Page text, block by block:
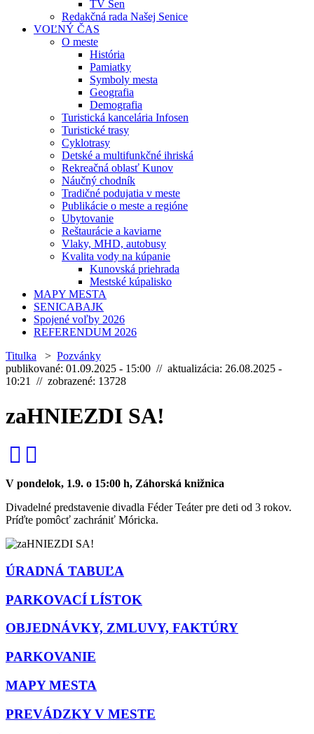
TV Sen
Redakčná rada Našej Senice
VOĽNÝ ČAS
O meste
História
Pamiatky
Symboly mesta
Geografia
Demografia
Turistická kancelária Infosen
Turistické trasy
Cyklotrasy
Detské a multifunkčné ihriská
Rekreačná oblasť Kunov
Náučný chodník
Tradičné podujatia v meste
Publikácie o meste a regióne
Ubytovanie
Reštaurácie a kaviarne
Vlaky, MHD, autobusy
Kvalita vody na kúpanie
Kunovská priehrada
Mestské kúpalisko
MAPY MESTA
SENICABAJK
Spojené voľby 2026
REFERENDUM 2026
Titulka > Pozvánky
publikované: 01.09.2025 - 15:00 // aktualizácia: 26.08.2025 -
10:21 // zobrazené: 13728
zaHNIEZDI SA!
V pondelok, 1.9. o 15:00 h, Záhorská knižnica
Divadelné predstavenie divadla Féder Teáter pre deti od 3 rokov.
Príďte pomôcť zachrániť Móricka.
ÚRADNÁ TABUĽA
PARKOVACÍ LÍSTOK
OBJEDNÁVKY, ZMLUVY, FAKTÚRY
PARKOVANIE
MAPY MESTA
PREVÁDZKY V MESTE